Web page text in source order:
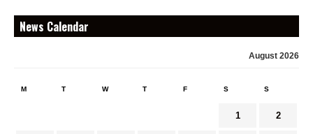
News Calendar
August 2026
M T W T F S S
1 2